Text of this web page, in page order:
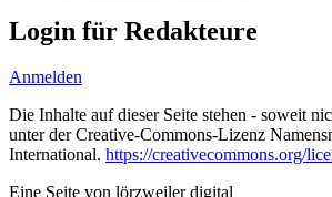
Login für Redakteure
Anmelden
Die Inhalte auf dieser Seite stehen - soweit
unter der Creative-Commons-Lizenz
International. https://creativecommons.org/
Eine Seite von lörzweiler digital